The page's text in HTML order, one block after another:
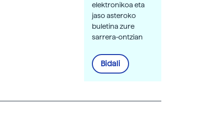
elektronikoa eta
jaso asteroko
buletina zure
sarrera-ontzian
Bidali